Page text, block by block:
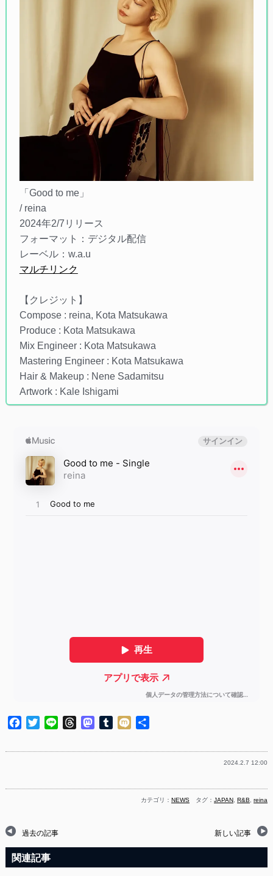
「Good to me」
/ reina
2024年2/7リリース
フォーマット：デジタル配信
レーベル：w.a.u
マルチリンク
【クレジット】
Compose : reina, Kota Matsukawa
Produce : Kota Matsukawa
Mix Engineer : Kota Matsukawa
Mastering Engineer : Kota Matsukawa
Hair & Makeup : Nene Sadamitsu
Artwork : Kale Ishigami
Facebook
TwitterLine ThreadsMastodon
Tumblr
Mixi
2024.2.7 12:00
カテゴリ： NEWS タグ：JAPAN, R&B,reina
過去の記事 新しい記事
関連記事